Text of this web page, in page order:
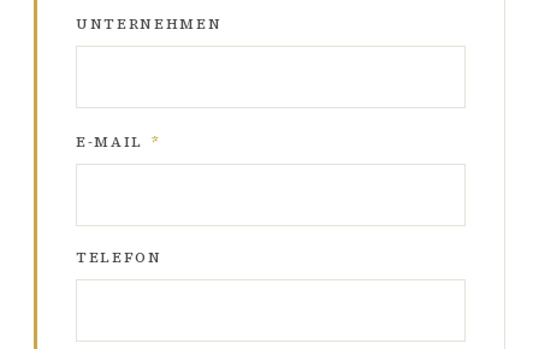
UNTERNEHMEN
E-MAIL *
TELEFON